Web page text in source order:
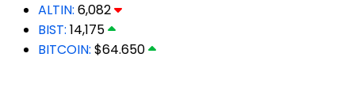
ALTIN: 6,082
BIST: 14,175
BITCOIN: $64.650